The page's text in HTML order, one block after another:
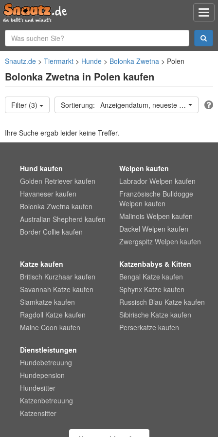
Snautz.de Tiermarkt Hunde Bolonka Zwetna Polen
Bolonka Zwetna in Polen kaufen
Filter (3) Anzeigendatum, neueste oben
Ihre Suche ergab leider keine Treffer.
Hund kaufen
Golden Retriever kaufen
Havaneser kaufen
Bolonka Zwetna kaufen
Australian Shepherd kaufen
Border Collie kaufen
Welpen kaufen
Labrador Welpen kaufen
Französische Bulldogge
Welpen kaufen
Malinois Welpen kaufen
Dackel Welpen kaufen
Zwergspitz Welpen kaufen
Katze kaufen
Britisch Kurzhaar kaufen
Savannah Katze kaufen
Siamkatze kaufen
Ragdoll Katze kaufen
Maine Coon kaufen
Katzenbabys & Kitten
Bengal Katze kaufen
Sphynx Katze kaufen
Russisch Blau Katze kaufen
Sibirische Katze kaufen
Perserkatze kaufen
Dienstleistungen
Hundebetreuung
Hundepension
Hundesitter
Katzenbetreuung
Katzensitter